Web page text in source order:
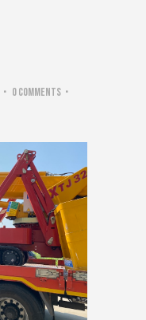
0 Comments